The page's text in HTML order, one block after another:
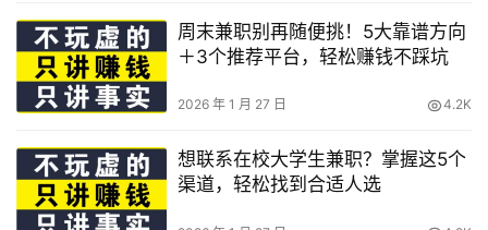
周末兼职别再随便挑！5大靠谱方向
＋3个推荐平台，轻松赚钱不踩坑
2026 年 1 月 27 日 4.2K
想联系在校大学生兼职？掌握这5个
渠道，轻松找到合适人选